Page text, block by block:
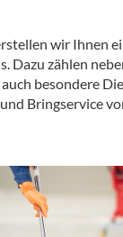
wir Ihnen
Dazu zählen
besondere
Bringservice